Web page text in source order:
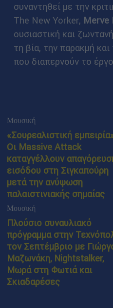
συναντηθεί με την
The New Yorker, Merve
ουσιαστική και
τη βία, την παρακμή
που διαπερνούν το
Μουσική
«Σουρεαλιστική
Οι Massive Attack
καταγγέλλουν
εισόδου στη Σιγκαπούρη
μετά την ανύψωση
παλαιστινιακής σημαίας
Μουσική
Πλούσιο συναυλιακό
πρόγραμμα στην
τον Σεπτέμβριο με
Μαζωνάκη, Nightstalker,
Μωρά στη Φωτιά και
Σκιαδαρέσες